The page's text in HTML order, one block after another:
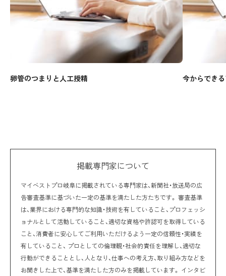
卵管のつまりと人工授精 今からでき
掲載専門家について
マイベストプロ岐阜に掲載されている専門家は、新聞社・放送局の広
告審査基準に基づいた一定の基準を満たした方たちです。 審査基準
は、業界における専門的な知識・技術を有していること、プロフェッシ
ョナルとして活動していること、適切な資格や許認可を取得している
こと、消費者に安心してご利用いただけるよう一定の信頼性・実績を
有していること、 プロとしての倫理観・社会的責任を理解し、適切な
行動ができることとし、人となり、仕事への考え方、取り組み方などを
お聞きした上で、基準を満たした方のみを掲載しています。 インタビ